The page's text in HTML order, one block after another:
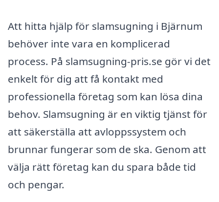
Att hitta hjälp för slamsugning i Bjärnum
behöver inte vara en komplicerad
process. På slamsugning-pris.se gör vi det
enkelt för dig att få kontakt med
professionella företag som kan lösa dina
behov. Slamsugning är en viktig tjänst för
att säkerställa att avloppssystem och
brunnar fungerar som de ska. Genom att
välja rätt företag kan du spara både tid
och pengar.